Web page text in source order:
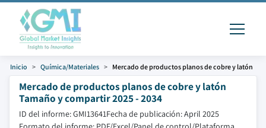
Inicio Química/Materiales Mercado de productos planos de cobre y latón
Mercado de productos planos de cobre y latón
Tamaño y compartir 2025 - 2034
ID del informe: GMI13641Fecha de publicación: April 2025